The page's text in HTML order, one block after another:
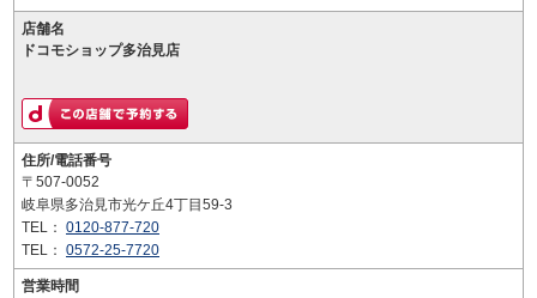
店舗名
ドコモショップ多治見店
住所/電話番号
〒507-0052
岐阜県多治見市光ケ丘4丁目59-3
TEL： 0120-877-720
TEL： 0572-25-7720
営業時間